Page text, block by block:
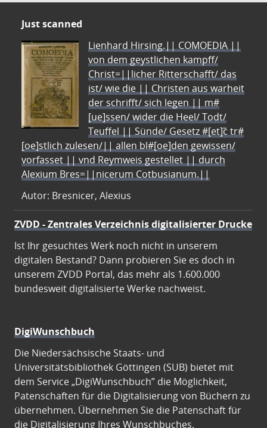
Just scanned
Lienhard Hirsing.|| COMOEDIA ||
von dem geystlichen kampff/
Christ=||licher Ritterschafft/ das
ist/ wie die || Christen aus warheit
der schrifft/ sich legen || m#
[ue]ssen/ wider die Heel/ Todt/
Teuffel || Sünde/ Gesetz #[et]c̃ tr#
[oe]stlich zulesen/|| allen bl#[oe]den gewissen/
vorfasset || vnd Reymweis gestellet || durch
Alexium Bres=||nicerum Cotbusianum.||
Autor: Bresnicer, Alexius
ZVDD - Zentrales Verzeichnis digitalisierter Drucke
Ist Ihr gesuchtes Werk noch nicht in unserem
digitalen Bestand? Dann probieren Sie es doch in
unserem ZVDD Portal, das mehr als 1.600.000
bundesweit digitalisierte Werke nachweist.
DigiWunschbuch
Die Niedersächsische Staats- und
Universitätsbibliothek Göttingen (SUB) bietet mit
dem Service „DigiWunschbuch” die Möglichkeit,
Patenschaften für die Digitalisierung von Büchern zu
übernehmen. Übernehmen Sie die Patenschaft für
die Digitalisierung Ihres Wunschbuches.